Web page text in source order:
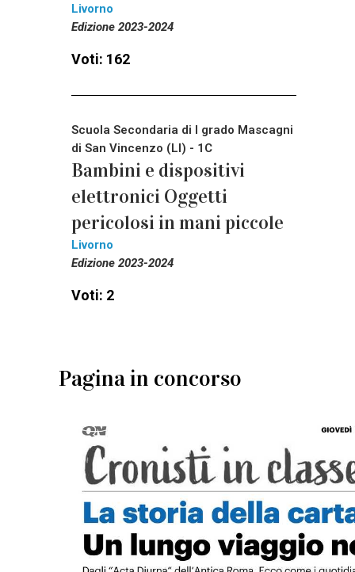
Livorno
Edizione 2023-2024
Voti: 162
Scuola Secondaria di I grado Mascagni
di San Vincenzo (LI) - 1C
Bambini e dispositivi
elettronici Oggetti
pericolosi in mani piccole
Livorno
Edizione 2023-2024
Voti: 2
Pagina in concorso